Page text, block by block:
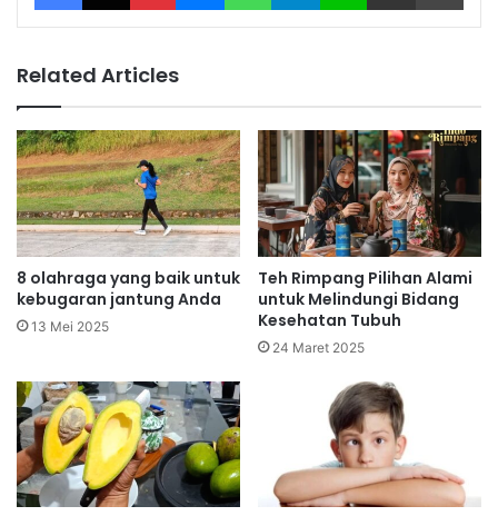
Related Articles
8 olahraga yang baik untuk
kebugaran jantung Anda
13 Mei 2025
Teh Rimpang Pilihan Alami
untuk Melindungi Bidang
Kesehatan Tubuh
24 Maret 2025